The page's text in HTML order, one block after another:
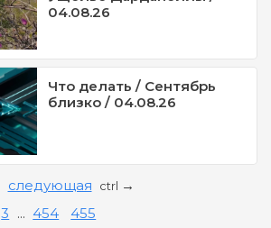
04.08.26
Что делать / Сентябрь
близко / 04.08.26
следующая ctrl →
3 ... 454 455